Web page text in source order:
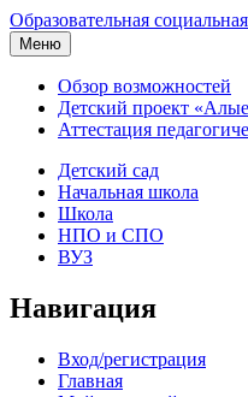
Образовательная
Меню
Обзор возможностей
Детский проект
Аттестация
Детский сад
Начальная школа
Школа
НПО и СПО
ВУЗ
Навигация
Вход/регистрация
Главная